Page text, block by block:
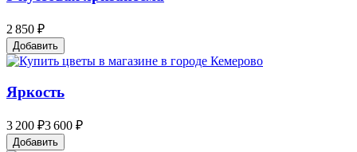
2 850 ₽
Добавить
Яркость
3 200 ₽3 600 ₽
Добавить